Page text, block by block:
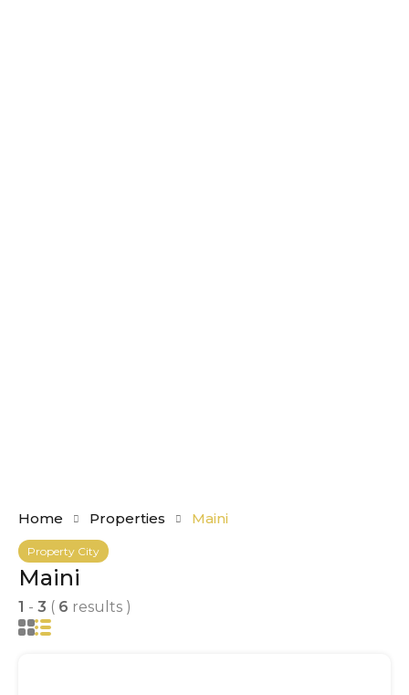
Home Properties Maini
Property City
Maini
1 - 3 ( 6 results )